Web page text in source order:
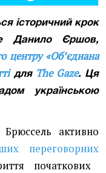
історичний крок
Данило Єршов,
центру «Об’єднана
для The Gaze. Ця
українською
активно
переговорних
початкових